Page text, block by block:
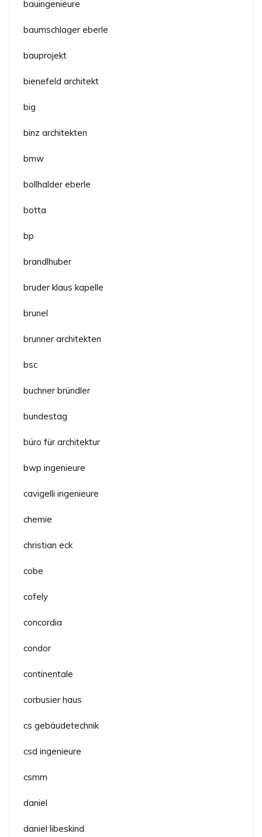
bauingenieure
baumschlager eberle
bauprojekt
bienefeld architekt
big
binz architekten
bmw
bollhalder eberle
botta
bp
brandlhuber
bruder klaus kapelle
brunel
brunner architekten
bsc
buchner bründler
bundestag
büro für architektur
bwp ingenieure
cavigelli ingenieure
chemie
christian eck
cobe
cofely
concordia
condor
continentale
corbusier haus
cs gebäudetechnik
csd ingenieure
csmm
daniel
daniel libeskind